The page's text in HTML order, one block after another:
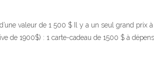
valeur de 1 500 $ Il y a un seul grand prix
de 1900$) : 1 carte-cadeau de 1500 $ à